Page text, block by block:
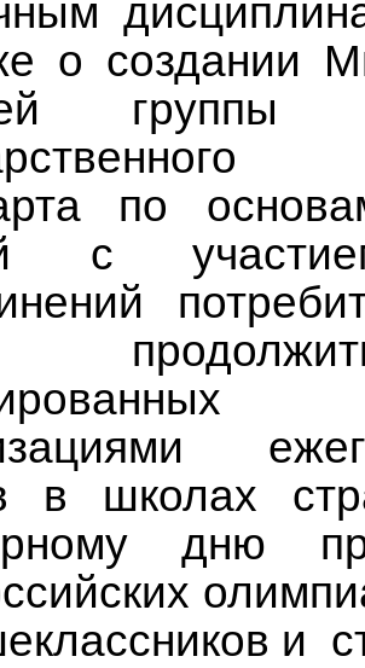
о создании
группы
по
с
в школах
дню
и